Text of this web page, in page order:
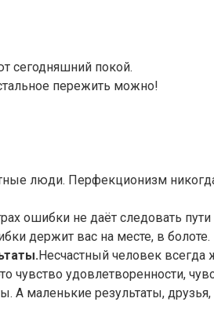
сегодняшний покой.
пережить можно!
люди. Перфекционизм
ошибки не даёт следовать
держит вас на месте, в болоте.
Несчастный человек всегда
чувство удовлетворенности,
А маленькие результаты,